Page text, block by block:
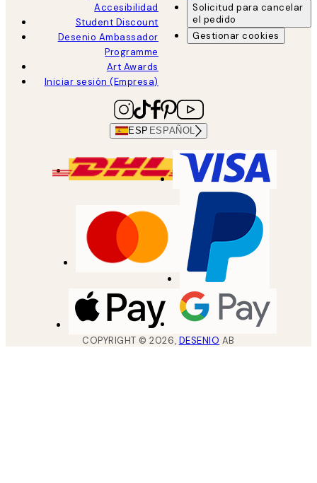
Accesibilidad
Student Discount
Desenio Ambassador
Programme
Art Awards
Iniciar sesión (Empresa)
Solicitud para cancelar
el pedido
Gestionar cookies
ESP ESPAÑOL
COPYRIGHT ©2026, DESENIO AB